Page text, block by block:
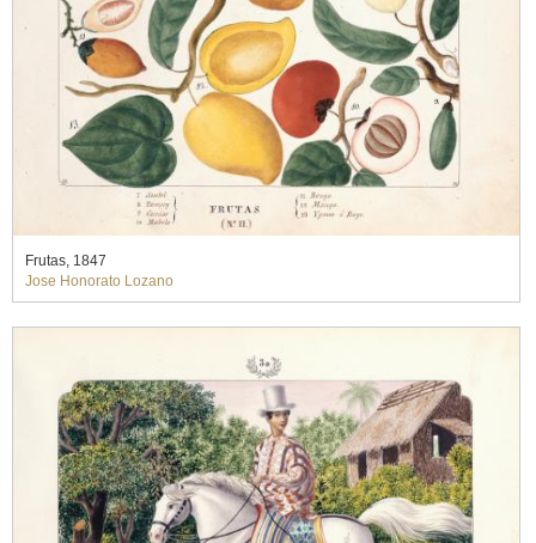
Frutas, 1847
Jose Honorato Lozano